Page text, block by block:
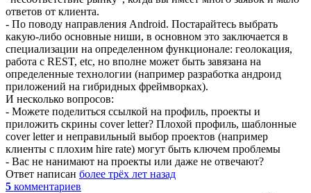
ответов от клиента.
- По поводу направления Android. Постарайтесь выбрать
какую-либо основные ниши, в основном это заключается в
специализации на определенном функционале: геолокация,
работа с REST, etc, но вполне может быть завязана на
определенные технологии (например разработка андроид
приложений на гибридных фреймворках).
И несколько вопросов:
- Можете поделиться ссылкой на профиль, проекты и
приложить скрины cover letter? Плохой профиль, шаблонные
cover letter и неправильный выбор проектов (например
клиенты с плохим hire rate) могут быть ключем проблемы
- Вас не нанимают на проекты или даже не отвечают?
Ответ написан более трёх лет назад
5 комментариев